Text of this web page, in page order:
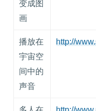
变成图
画
播放在
宇宙空
间中的
声音
http://